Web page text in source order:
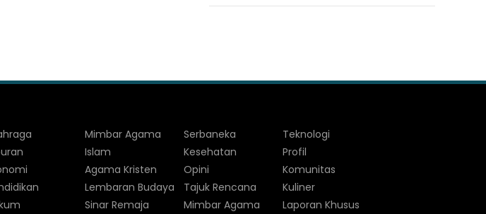
Mimbar Agama
Islam
Agama Kristen
Lembaran Budaya
Sinar Remaja
Serbaneka
Kesehatan
Opini
Tajuk Rencana
Mimbar Agama
Teknologi
Profil
Komunitas
Kuliner
Laporan Khusus